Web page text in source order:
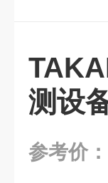
测设
参考价：